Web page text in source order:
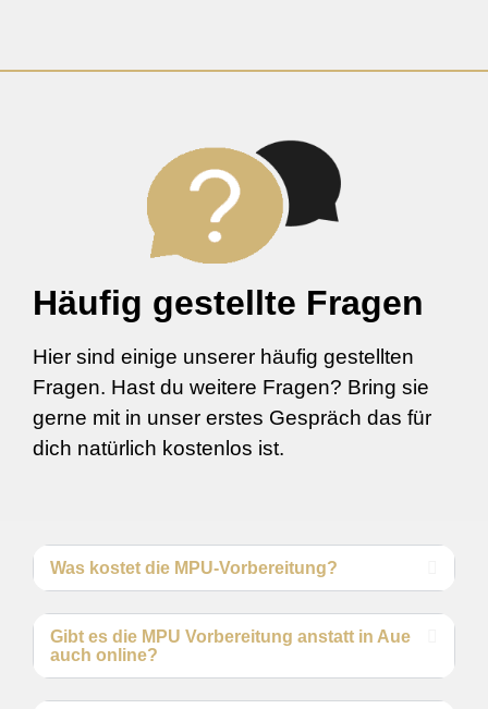
Häufig gestellte Fragen
Hier sind einige unserer häufig gestellten
Fragen. Hast du weitere Fragen? Bring sie
gerne mit in unser erstes Gespräch das für
dich natürlich kostenlos ist.
Was kostet die MPU-Vorbereitung?
Gibt es die MPU Vorbereitung anstatt in Aue
auch online?